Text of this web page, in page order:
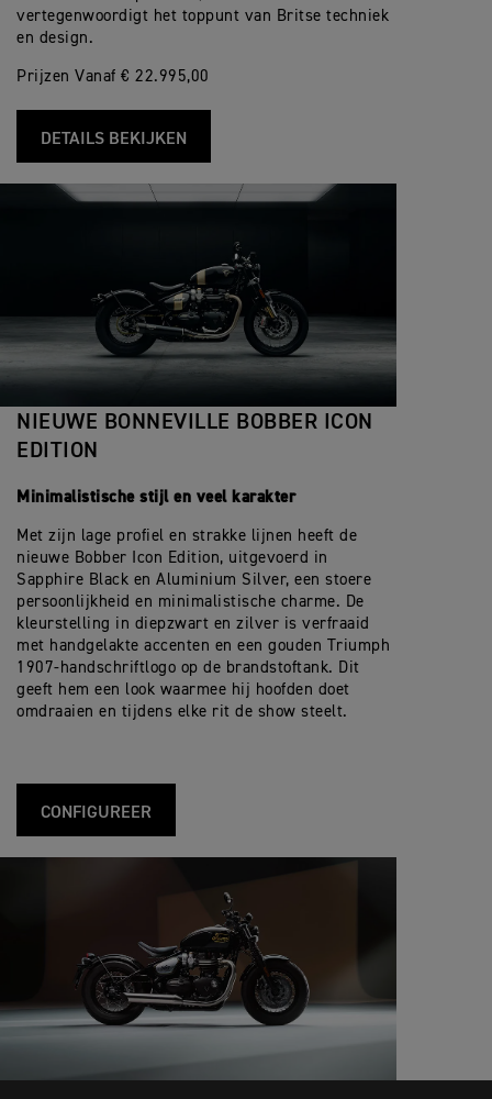
vertegenwoordigt het toppunt van Britse techniek
en design.
Prijzen Vanaf € 22.995,00
DETAILS BEKIJKEN
NIEUWE BONNEVILLE BOBBER ICON
EDITION
Minimalistische stijl en veel karakter
Met zijn lage profiel en strakke lijnen heeft de
nieuwe Bobber Icon Edition, uitgevoerd in
Sapphire Black en Aluminium Silver, een stoere
persoonlijkheid en minimalistische charme. De
kleurstelling in diepzwart en zilver is verfraaid
met handgelakte accenten en een gouden Triumph
1907-handschriftlogo op de brandstoftank. Dit
geeft hem een look waarmee hij hoofden doet
omdraaien en tijdens elke rit de show steelt.
CONFIGUREER